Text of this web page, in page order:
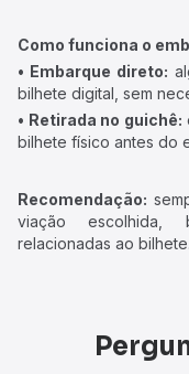
Como funciona o
• Embarque direto:
bilhete digital, sem
• Retirada no guichê:
bilhete físico antes do
Recomendação:
viação escolhida,
relacionadas ao bilhete.